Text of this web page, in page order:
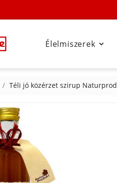

Élelmiszerek
Téli jó közérzet szirup